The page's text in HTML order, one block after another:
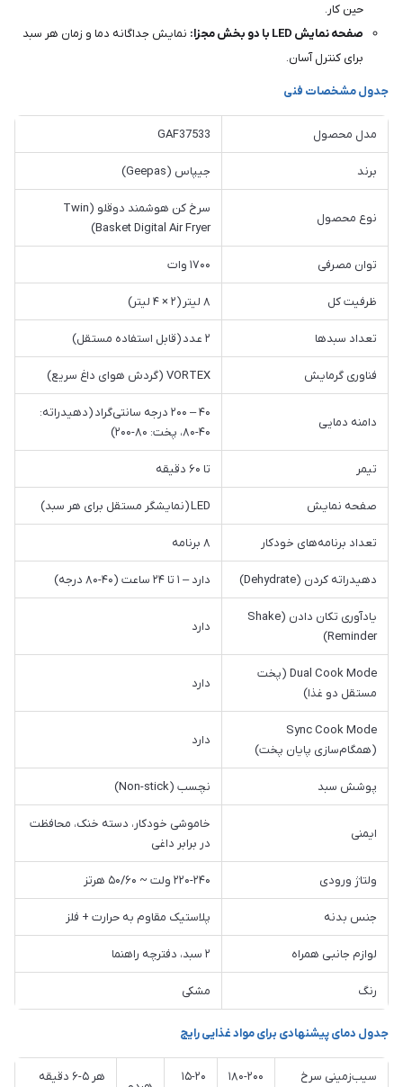
حین کار.
صفحه نمایش LED با دو بخش مجزا:
نمایش جداگانه دما و زمان هر سبد
برای کنترل آسان.
جدول مشخصات فنی
مدل محصول GAF37533
برند جیپاس (Geepas)
نوع محصول
سرخ کن هوشمند دوقلو (Twin
Basket Digital Air Fryer)
توان مصرفی ۱۷۰۰ وات
ظرفیت کل ۸ لیتر (۲ × ۴ لیتر)
تعداد سبدها ۲ عدد (قابل استفاده مستقل)
فناوری گرمایش VORTEX (گردش هوای داغ سریع)
دامنه دمایی
۴۰ – ۲۰۰ درجه سانتی‌گراد (دهیدراته:
۴۰-۸۰، پخت: ۸۰-۲۰۰)
تیمر تا ۶۰ دقیقه
صفحه نمایش LED (نمایشگر مستقل برای هر سبد)
تعداد برنامه‌های خودکار ۸ برنامه
دهیدراته کردن (Dehydrate) دارد – ۱ تا ۲۴ ساعت (۴۰-۸۰ درجه)
یادآوری تکان دادن (Shake
Reminder)
دارد
Dual Cook Mode (پخت
مستقل دو غذا)
دارد
Sync Cook Mode
(همگام‌سازی پایان پخت)
دارد
پوشش سبد نچسب (Non-stick)
ایمنی
خاموشی خودکار، دسته خنک، محافظت
در برابر داغی
ولتاژ ورودی ۲۲۰-۲۴۰ ولت ~ ۵۰/۶۰ هرتز
جنس بدنه پلاستیک مقاوم به حرارت + فلز
لوازم جانبی همراه ۲ سبد، دفترچه راهنما
رنگ مشکی
جدول دمای پیشنهادی برای مواد غذایی رایج
سیب‌زمینی سرخ ۱۸۰-۲۰۰ ۱۵-۲۰ هر ۵-۶ دقیقه